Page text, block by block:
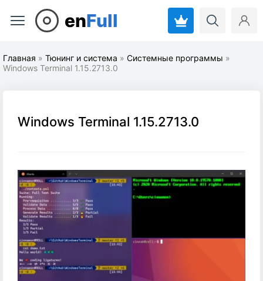
enFull
Главная » Тюнинг и система » Системные программы »
Windows Terminal 1.15.2713.0
Windows Terminal 1.15.2713.0